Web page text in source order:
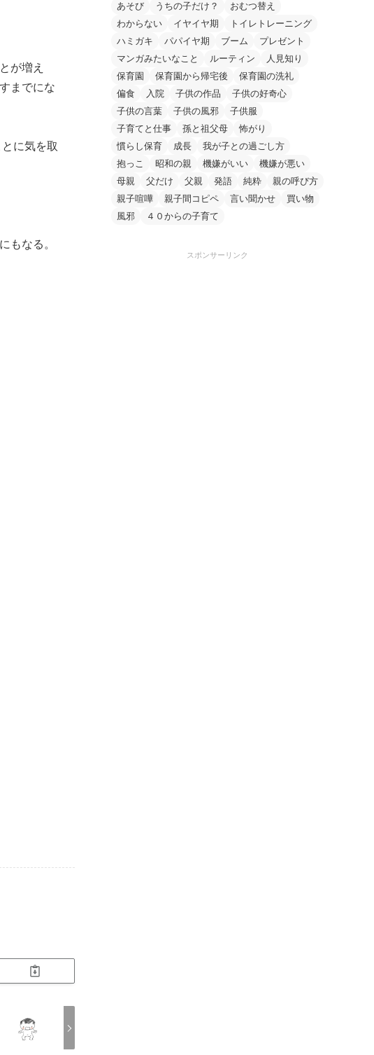
が増え
までにな
に気を取
もなる。
あそび うちの子だけ？
おむつ替え
わからない
イヤイヤ期
トイレトレーニング
ハミガキ
パパイヤ期 ブーム
プレゼント
マンガみたいなこと
ルーティン
人見知り
保育園
保育園から帰宅後
保育園の洗礼
偏食
入院 子供の作品
子供の好奇心
子供の言葉
子供の風邪
子供服
子育てと仕事
孫と祖父母
怖がり
慣らし保育
成長
我が子との過ごし方
抱っこ
昭和の親 機嫌がいい
機嫌が悪い
母親
父だけ 父親 発語 純粋
親の呼び方
親子喧嘩
親子間コピペ 言い聞かせ
買い物
風邪
４０からの子育て
スポンサーリンク